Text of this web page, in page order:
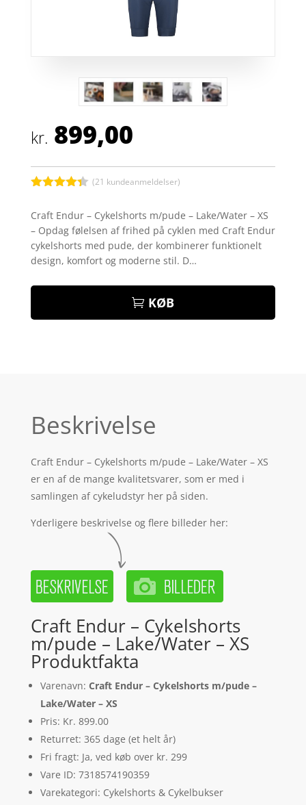
kr. 899,00
ud af 5
baseret
kundebedø
mmelser
(21 kundeanmeldelser)
Craft Endur – Cykelshorts m/pude – Lake/Water – XS
– Opdag følelsen af frihed på cyklen med Craft Endur
cykelshorts med pude, der kombinerer funktionelt
design, komfort og moderne stil. D…
KØB
Beskrivelse
Craft Endur – Cykelshorts m/pude – Lake/Water – XS
er en af de mange kvalitetsvarer, som er med i
samlingen af cykeludstyr her på siden.
Yderligere beskrivelse og flere billeder her:
Craft Endur – Cykelshorts
m/pude – Lake/Water – XS
Produktfakta
Varenavn: Craft Endur – Cykelshorts m/pude –
Lake/Water – XS
Pris: Kr. 899.00
Returret: 365 dage (et helt år)
Fri fragt: Ja, ved køb over kr. 299
Vare ID: 7318574190359
Varekategori: Cykelshorts & Cykelbukser